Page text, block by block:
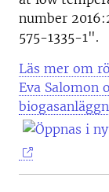
number
575-1335-1".
Läs mer om
Eva Salomon